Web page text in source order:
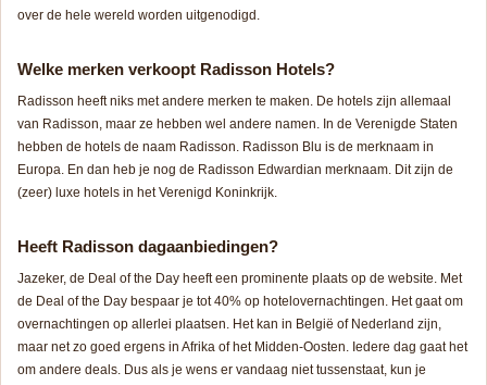
over de hele wereld worden uitgenodigd.
Welke merken verkoopt Radisson Hotels?
Radisson heeft niks met andere merken te maken. De hotels zijn allemaal
van Radisson, maar ze hebben wel andere namen. In de Verenigde Staten
hebben de hotels de naam Radisson. Radisson Blu is de merknaam in
Europa. En dan heb je nog de Radisson Edwardian merknaam. Dit zijn de
(zeer) luxe hotels in het Verenigd Koninkrijk.
Heeft Radisson dagaanbiedingen?
Jazeker, de Deal of the Day heeft een prominente plaats op de website. Met
de Deal of the Day bespaar je tot 40% op hotelovernachtingen. Het gaat om
overnachtingen op allerlei plaatsen. Het kan in België of Nederland zijn,
maar net zo goed ergens in Afrika of het Midden-Oosten. Iedere dag gaat het
om andere deals. Dus als je wens er vandaag niet tussenstaat, kun je